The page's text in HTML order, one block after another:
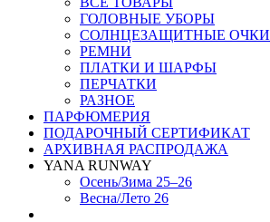
ГОЛОВНЫЕ УБОРЫ
СОЛНЦЕЗАЩИТНЫЕ ОЧКИ
РЕМНИ
ПЛАТКИ И ШАРФЫ
ПЕРЧАТКИ
РАЗНОЕ
ПАРФЮМЕРИЯ
ПОДАРОЧНЫЙ СЕРТИФИКАТ
АРХИВНАЯ РАСПРОДАЖА
YANA RUNWAY
Осень/Зима 25–26
Весна/Лето 26